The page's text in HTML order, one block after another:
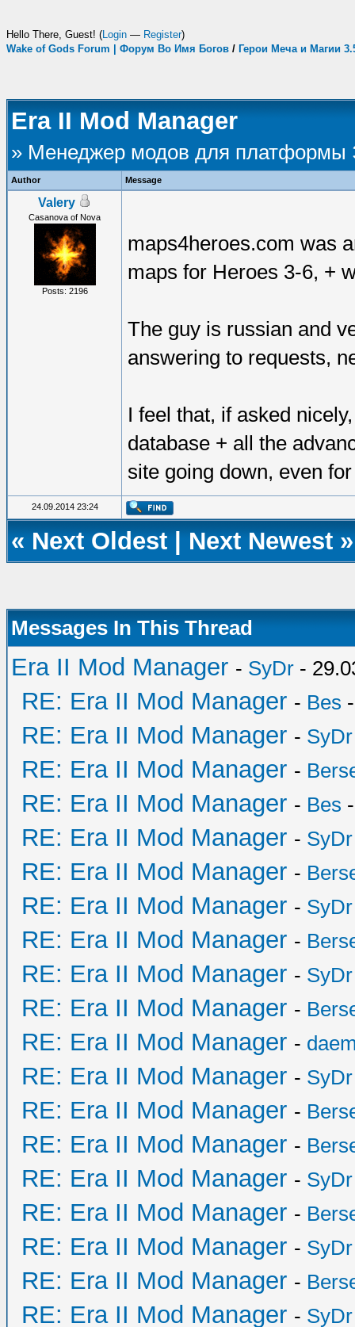
Hello There, Guest! (Login — Register)
Wake of Gods Forum | Форум Во Имя Богов / Герои Меча и Магии
Era II Mod Manager
» Менеджер модов для платформы
Author Message
Valery
Casanova of Nova
Posts: 2196
maps4heroes.com was
maps for Heroes 3-6, +
The guy is russian and
answering to requests,
I feel that, if asked
database + all the
site going down, even
24.09.2014 23:24
« Next Oldest Next Newest »
Messages In This Thread
Era II Mod Manager - SyDr -
RE: Era II Mod Manager - Bes
RE: Era II Mod Manager - SyDr
RE: Era II Mod Manager -
RE: Era II Mod Manager - Bes
RE: Era II Mod Manager - SyDr
RE: Era II Mod Manager -
RE: Era II Mod Manager - SyDr
RE: Era II Mod Manager -
RE: Era II Mod Manager - SyDr
RE: Era II Mod Manager -
RE: Era II Mod Manager -
RE: Era II Mod Manager - SyDr
RE: Era II Mod Manager -
RE: Era II Mod Manager -
RE: Era II Mod Manager - SyDr
RE: Era II Mod Manager -
RE: Era II Mod Manager - SyDr
RE: Era II Mod Manager -
RE: Era II Mod Manager - SyDr